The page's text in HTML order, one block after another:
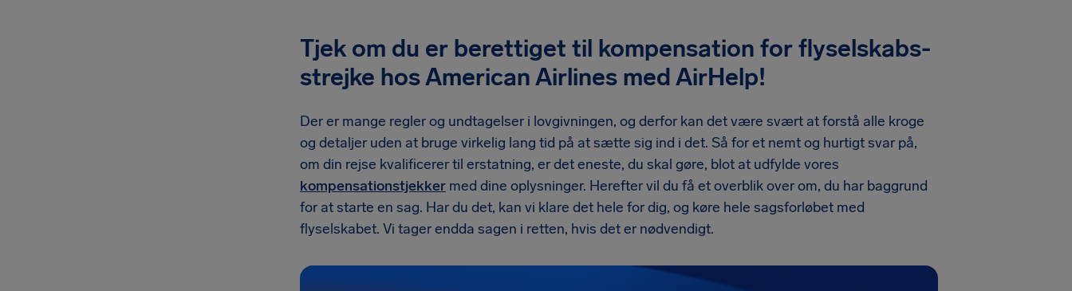
Tjek om du er berettiget til kompensation for flyselskabs-
strejke hos American Airlines med AirHelp!
Der er mange regler og undtagelser i lovgivningen, og derfor kan det være svært at forstå alle kroge
og detaljer uden at bruge virkelig lang tid på at sætte sig ind i det. Så for et nemt og hurtigt svar på,
om din rejse kvalificerer til erstatning, er det eneste, du skal gøre, blot at udfylde vores
kompensationstjekker med dine oplysninger. Herefter vil du få et overblik over om, du har baggrund
for at starte en sag. Har du det, kan vi klare det hele for dig, og køre hele sagsforløbet med
flyselskabet. Vi tager endda sagen i retten, hvis det er nødvendigt.